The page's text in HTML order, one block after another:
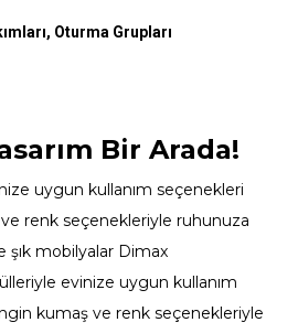
, Oturma Grupları
Bir Arada!
uygun kullanım seçenekleri
renk seçenekleriyle ruhunuza
mobilyalar Dimax
evinize uygun kullanım
kumaş ve renk seçenekleriyle